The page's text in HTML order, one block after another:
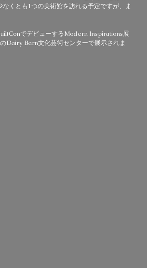
くとも1つの美術館を訪れる予定ですが、ま
でデビューするModern Inspirations展
Dairy Barn文化芸術センターで展示されま